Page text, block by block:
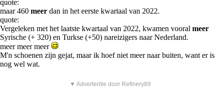
quote:
maar 460 meer dan in het eerste kwartaal van 2022.
quote:
Vergeleken met het laatste kwartaal van 2022, kwamen vooral meer
Syrische (+ 320) en Turkse (+50) nareizigers naar Nederland.
meer meer meer
M'n schoenen zijn gejat, maar ik hoef niet meer naar buiten, want er is
nog wel wat.
▼ Advertentie door Refinery89